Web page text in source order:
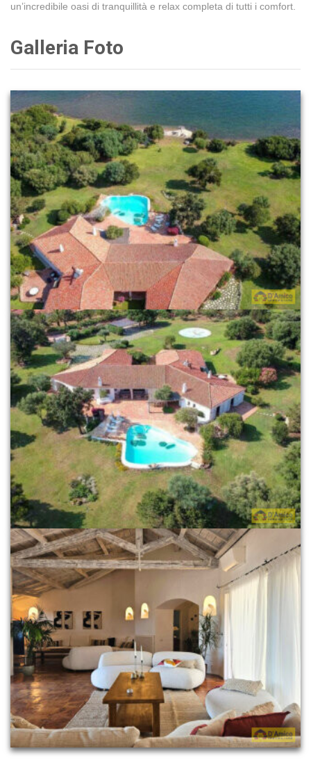
un’incredibile oasi di tranquillità e relax completa di tutti i comfort.
Galleria Foto